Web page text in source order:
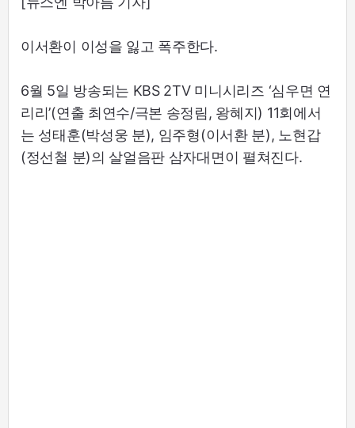
이서환이 이성을 잃고 폭주한다.
6월 5일 방송되는 KBS 2TV 미니시리즈 ‘심우면 연
리리’(연출 최연수/극본 송정림, 왕혜지) 11회에서
는 성태훈(박성웅 분), 임주형(이서환 분), 노현갑
(정선철 분)의 살얼음판 삼자대면이 펼쳐진다.